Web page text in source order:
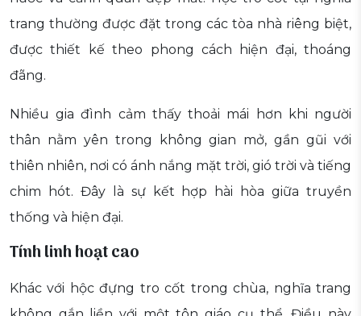
trang thường được đặt trong các tòa nhà riêng biệt,
được thiết kế theo phong cách hiện đại, thoáng
đãng.
Nhiều gia đình cảm thấy thoải mái hơn khi người
thân nằm yên trong không gian mở, gần gũi với
thiên nhiên, nơi có ánh nắng mặt trời, gió trời và tiếng
chim hót. Đây là sự kết hợp hài hòa giữa truyền
thống và hiện đại.
Tính linh hoạt cao
Khác với hộc đựng tro cốt trong chùa, nghĩa trang